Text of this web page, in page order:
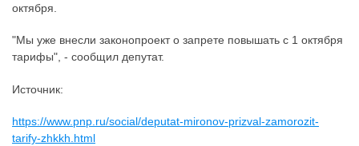
октября.
"Мы уже внесли законопроект о запрете повышать с 1 октября
тарифы", - сообщил депутат.
Источник:
https://www.pnp.ru/social/deputat-mironov-prizval-zamorozit-
tarify-zhkkh.html